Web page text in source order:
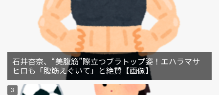
石井杏奈、“美腹筋”際立つブラトップ姿！エハラマサ
ヒロも「腹筋えぐいて」と絶賛【画像】